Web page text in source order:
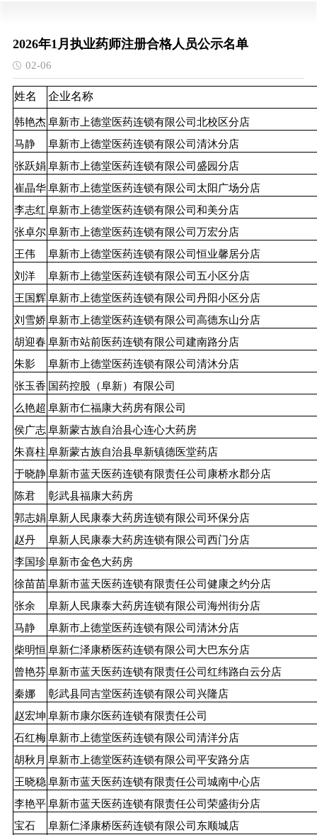
2026年1月执业药师注册合格人员公示名单
02-06
姓名 企业名称
韩艳杰阜新市上德堂医药连锁有限公司北校区分店
马静
阜新市上德堂医药连锁有限公司清沐分店
张跃娟 阜新市上德堂医药连锁有限公司盛园分店
崔晶华阜新市上德堂医药连锁有限公司太阳广场分店
李志红 阜新市上德堂医药连锁有限公司和美分店
张卓尔阜新市上德堂医药连锁有限公司万宏分店
王伟
阜新市上德堂医药连锁有限公司恒业馨居分店
刘洋
阜新市上德堂医药连锁有限公司五小区分店
王国辉阜新市上德堂医药连锁有限公司丹阳小区分店
刘雪娇阜新市上德堂医药连锁有限公司高德东山分店
胡迎春 阜新市站前医药连锁有限公司建南路分店
朱影
阜新市上德堂医药连锁有限公司清沐分店
张玉香 国药控股（阜新）有限公司
么艳超 阜新市仁福康大药房有限公司
侯广志阜新蒙古族自治县心连心大药房
朱喜柱 阜新蒙古族自治县阜新镇德医堂药店
于晓静阜新市蓝天医药连锁有限责任公司康桥水郡分店
陈君
彰武县福康大药房
郭志娟 阜新人民康泰大药房连锁有限公司环保分店
赵丹
阜新人民康泰大药房连锁有限公司西门分店
李国珍阜新市金色大药房
徐苗苗阜新市蓝天医药连锁有限责任公司健康之约分店
张余
阜新人民康泰大药房连锁有限公司海州街分店
马静
阜新市上德堂医药连锁有限公司清沐分店
柴明恒 阜新仁泽康桥医药连锁有限公司大巴东分店
曾艳芬阜新市蓝天医药连锁有限责任公司红纬路白云分店
秦娜
彰武县同吉堂医药连锁有限公司兴隆店
赵宏坤 阜新市康尔医药连锁有限责任公司
石红梅阜新市上德堂医药连锁有限公司清洋分店
胡秋月 阜新市上德堂医药连锁有限公司平安路分店
王晓稳 阜新市蓝天医药连锁有限责任公司城南中心店
李艳平阜新市蓝天医药连锁有限责任公司荣盛街分店
宝石
阜新仁泽康桥医药连锁有限公司东顺城店